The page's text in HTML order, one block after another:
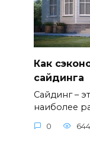
Как
сайдинга
Сайдинг –
наиболее
0 644